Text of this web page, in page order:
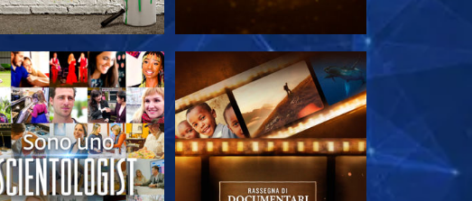
ESPLORA LE SERIE ESPLORA LE SERIE